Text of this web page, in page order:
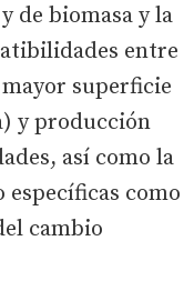
de biomasa y la
entre
superficie
y producción
así como la
como
cambio